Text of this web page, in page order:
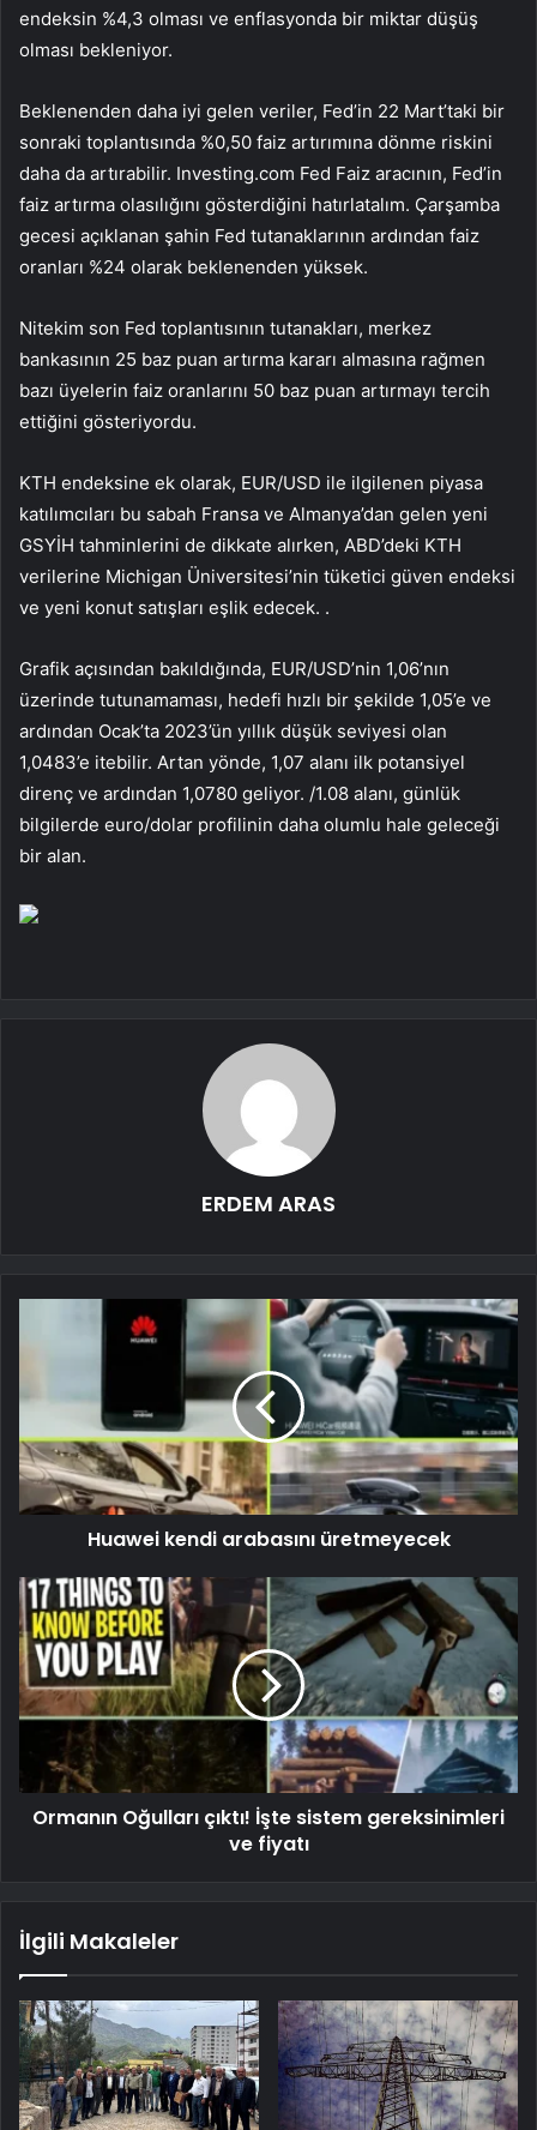
endeksin %4,3 olması ve enflasyonda bir miktar düşüş
olması bekleniyor.
Beklenenden daha iyi gelen veriler, Fed’in 22 Mart’taki bir
sonraki toplantısında %0,50 faiz artırımına dönme riskini
daha da artırabilir. Investing.com Fed Faiz aracının, Fed’in
faiz artırma olasılığını gösterdiğini hatırlatalım. Çarşamba
gecesi açıklanan şahin Fed tutanaklarının ardından faiz
oranları %24 olarak beklenenden yüksek.
Nitekim son Fed toplantısının tutanakları, merkez
bankasının 25 baz puan artırma kararı almasına rağmen
bazı üyelerin faiz oranlarını 50 baz puan artırmayı tercih
ettiğini gösteriyordu.
KTH endeksine ek olarak, EUR/USD ile ilgilenen piyasa
katılımcıları bu sabah Fransa ve Almanya’dan gelen yeni
GSYİH tahminlerini de dikkate alırken, ABD’deki KTH
verilerine Michigan Üniversitesi’nin tüketici güven endeksi
ve yeni konut satışları eşlik edecek. .
Grafik açısından bakıldığında, EUR/USD’nin 1,06’nın
üzerinde tutunamaması, hedefi hızlı bir şekilde 1,05’e ve
ardından Ocak’ta 2023’ün yıllık düşük seviyesi olan
1,0483’e itebilir. Artan yönde, 1,07 alanı ilk potansiyel
direnç ve ardından 1,0780 geliyor. /1.08 alanı, günlük
bilgilerde euro/dolar profilinin daha olumlu hale geleceği
bir alan.
ERDEM ARAS
Huawei kendi arabasını üretmeyecek
Ormanın Oğulları çıktı! İşte sistem gereksinimleri
ve fiyatı
İlgili Makaleler